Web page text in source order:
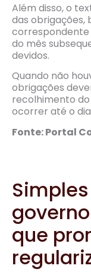
Além disso, o
das
correspondente
do mês
devidos.
Quando não
obrigações
recolhimento
ocorrer até o
Fonte: Portal
que